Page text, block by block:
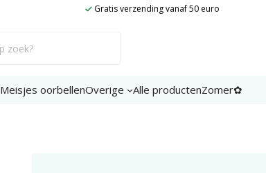
Gratis verzending vanaf 50 euro
Meisjes oorbellenOverige Alle productenZomer✿